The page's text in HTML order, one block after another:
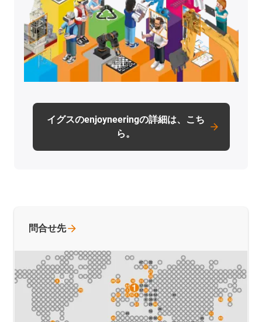
イグスのenjoyneeringの詳細は、こち
ら。
問合せ先